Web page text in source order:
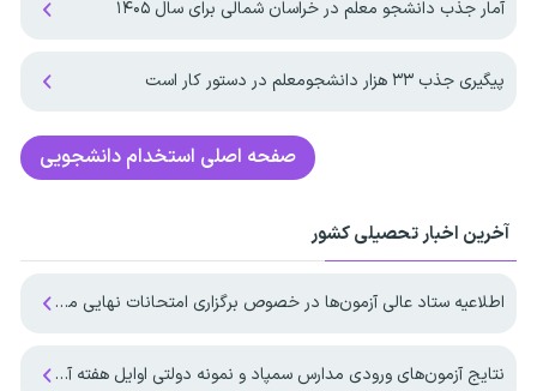
آمار جذب دانشجو معلم در خراسان شمالی برای سال ۱۴۰۵
پیگیری جذب ۳۳ هزار دانشجومعلم در دستور کار است
صفحه اصلی استخدام دانشجویی
آخرین اخبار تحصیلی کشور
اطلاعیه ستاد عالی آزمون‌ها در خصوص برگزاری امتحانات نهایی معوق در چهار استان جنوبی کشور
نتایج آزمون‌های ورودی مدارس سمپاد و نمونه دولتی اوایل هفته آینده منتشر می‌شود